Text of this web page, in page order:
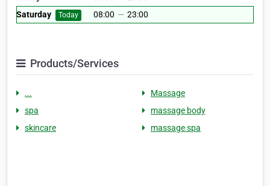
Saturday
Today 08:00 — 23:00
Products/Services
...
Massage
spa
massage body
skincare
massage spa